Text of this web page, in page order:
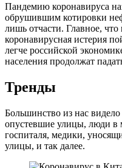
Пандемию коронавируса
обрушившим котировки
лишь отчасти. Главное,
коронавирусная истерия
легче российской
населения продолжат
Тренды
Большинство из нас
опустевшие улицы, люди в
госпиталя, медики,
улицы, и так далее.